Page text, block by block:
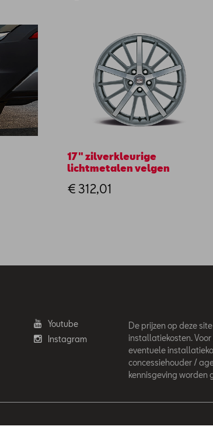
17" zilverkleurige
lichtmetalen velgen
€ 312,01
Youtube
Instagram
De prijzen op deze
installatiekosten.
eventuele
concessiehouder /
kennisgeving worden